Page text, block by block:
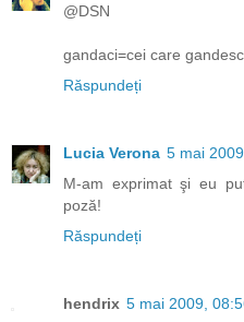
@DSN
gandaci=cei care
Răspundeți
Lucia Verona 5 mai
M-am exprimat şi eu
poză!
Răspundeți
hendrix 5 mai 2009,